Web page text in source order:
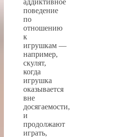
поведение
по
отношению
к
игрушкам —
например,
скулят,
когда
игрушка
оказывается
вне
досягаемости,
и
продолжают
играть,